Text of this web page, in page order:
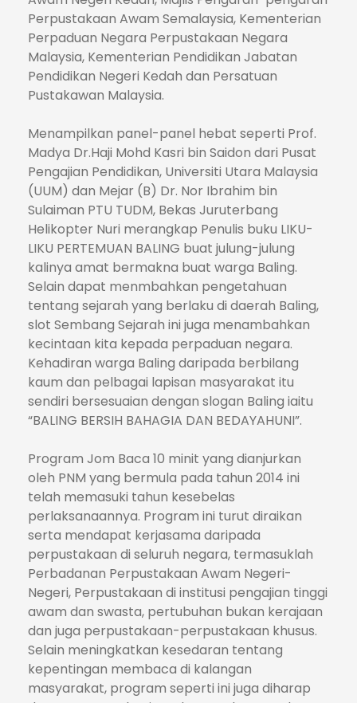
Perpustakaan Awam Semalaysia, Kementerian
Perpaduan Negara Perpustakaan Negara
Malaysia, Kementerian Pendidikan Jabatan
Pendidikan Negeri Kedah dan Persatuan
Pustakawan Malaysia.
Menampilkan panel-panel hebat seperti Prof.
Madya Dr.Haji Mohd Kasri bin Saidon dari Pusat
Pengajian Pendidikan, Universiti Utara Malaysia
(UUM) dan Mejar (B) Dr. Nor Ibrahim bin
Sulaiman PTU TUDM, Bekas Juruterbang
Helikopter Nuri merangkap Penulis buku LIKU-
LIKU PERTEMUAN BALING buat julung-julung
kalinya amat bermakna buat warga Baling.
Selain dapat menmbahkan pengetahuan
tentang sejarah yang berlaku di daerah Baling,
slot Sembang Sejarah ini juga menambahkan
kecintaan kita kepada perpaduan negara.
Kehadiran warga Baling daripada berbilang
kaum dan pelbagai lapisan masyarakat itu
sendiri bersesuaian dengan slogan Baling iaitu
“BALING BERSIH BAHAGIA DAN BEDAYAHUNI”.
Program Jom Baca 10 minit yang dianjurkan
oleh PNM yang bermula pada tahun 2014 ini
telah memasuki tahun kesebelas
perlaksanaannya. Program ini turut diraikan
serta mendapat kerjasama daripada
perpustakaan di seluruh negara, termasuklah
Perbadanan Perpustakaan Awam Negeri-
Negeri, Perpustakaan di institusi pengajian tinggi
awam dan swasta, pertubuhan bukan kerajaan
dan juga perpustakaan-perpustakaan khusus.
Selain meningkatkan kesedaran tentang
kepentingan membaca di kalangan
masyarakat, program seperti ini juga diharap